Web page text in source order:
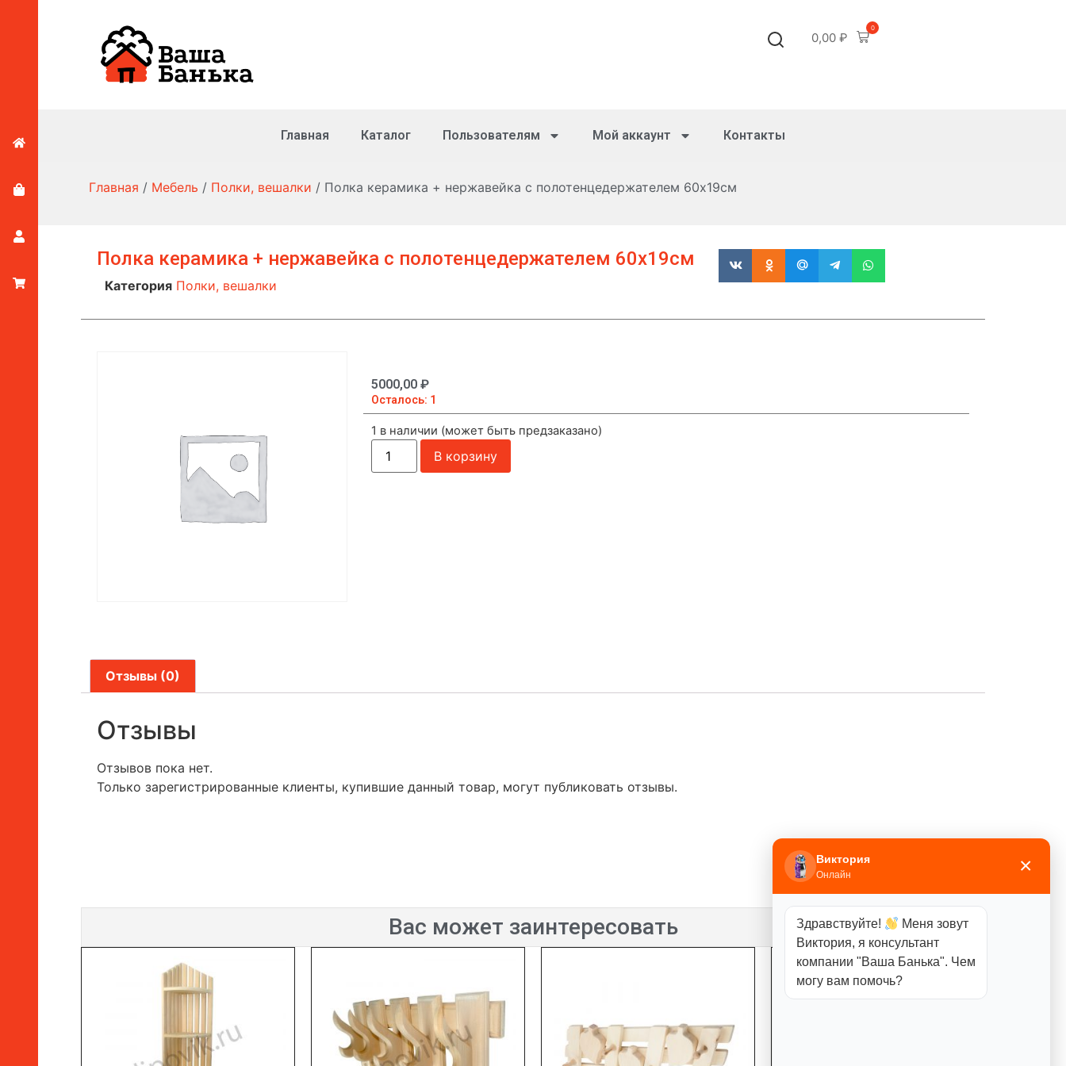
0,00 ₽
0
Главная Каталог Пользователям Мой аккаунт Контакты
Главная / Мебель / Полки, вешалки / Полка керамика + нержавейка с полотенцедержателем 60х19см
Полка керамика + нержавейка с полотенцедержателем 60х19см
Категория Полки, вешалки
5000,00 ₽
Осталось: 1
1 в наличии (может быть предзаказано)
В корзину
Отзывы (0)
Отзывы
Отзывов пока нет.
Только зарегистрированные клиенты, купившие данный товар, могут публиковать отзывы.
Вас может заинтересовать
Виктория
Онлайн ×
Здравствуйте!
Меня зовут
Виктория, я консультант
компании "Ваша Банька". Чем
могу вам помочь?